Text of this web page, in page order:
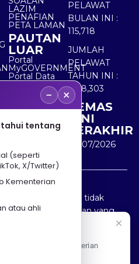
LAZIM
PENAFIAN
PETA LAMAN
PAUTAN
LUAR
Portal
MyGOVERNMENT
Portal Data
Terbuka
Sektor Awam
PELAWAT
BULAN INI :
115,718
JUMLAH
PELAWAT
TAHUN INI :
5,518,303
KEMAS
KINI
TERAKHIR
30/07/2026
dan Kementerian
(MOTAC) adalah tidak
atau kerugian yang
mana-mana maklumat
− ×
tentang
(seperti
X/Twitter)
Kementerian
atau ahli
Portal Rasmi Kementerian